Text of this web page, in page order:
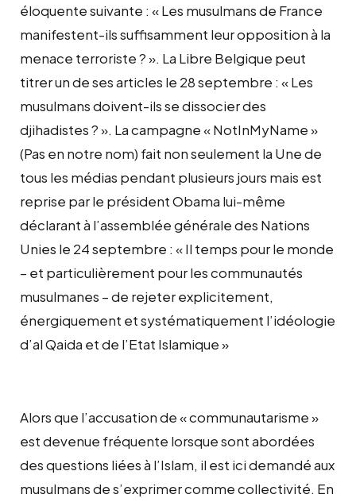
éloquente suivante : « Les musulmans de France
manifestent-ils suffisamment leur opposition à la
menace terroriste ? ». La Libre Belgique peut
titrer un de ses articles le 28 septembre : « Les
musulmans doivent-ils se dissocier des
djihadistes ? ». La campagne « NotInMyName »
(Pas en notre nom) fait non seulement la Une de
tous les médias pendant plusieurs jours mais est
reprise par le président Obama lui-même
déclarant à l’assemblée générale des Nations
Unies le 24 septembre : « Il temps pour le monde
– et particulièrement pour les communautés
musulmanes – de rejeter explicitement,
énergiquement et systématiquement l’idéologie
d’al Qaida et de l’Etat Islamique »
Alors que l’accusation de « communautarisme »
est devenue fréquente lorsque sont abordées
des questions liées à l’Islam, il est ici demandé aux
musulmans de s’exprimer comme collectivité. En